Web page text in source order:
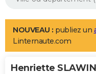
Aménagement intérieur
LIFESTYLE
Art de vivre
Bien-être
Loisirs
Mode
Modes de vie
Alimentation
Guide de la santé
Maladies
Médicaments
Sommeil
VOYAGE
NOUVEAU : publiez un
Linternaute.com
Henriette